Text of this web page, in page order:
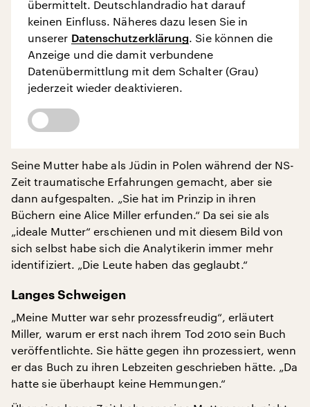
übermittelt. Deutschlandradio hat darauf
keinen Einfluss. Näheres dazu lesen Sie in
unserer Datenschutzerklärung. Sie können die
Anzeige und die damit verbundene
Datenübermittlung mit dem Schalter (Grau)
jederzeit wieder deaktivieren.
Seine Mutter habe als Jüdin in Polen während der NS-
Zeit traumatische Erfahrungen gemacht, aber sie
dann aufgespalten. „Sie hat im Prinzip in ihren
Büchern eine Alice Miller erfunden.“ Da sei sie als
„ideale Mutter“ erschienen und mit diesem Bild von
sich selbst habe sich die Analytikerin immer mehr
identifiziert. „Die Leute haben das geglaubt.“
Langes Schweigen
„Meine Mutter war sehr prozessfreudig“, erläutert
Miller, warum er erst nach ihrem Tod 2010 sein Buch
veröffentlichte. Sie hätte gegen ihn prozessiert, wenn
er das Buch zu ihren Lebzeiten geschrieben hätte. „Da
hatte sie überhaupt keine Hemmungen.“